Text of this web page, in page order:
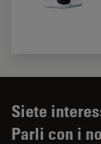
Siete
Parli con i